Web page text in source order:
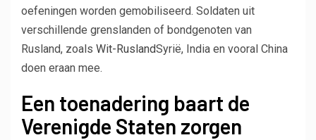
oefeningen worden gemobiliseerd. Soldaten uit
verschillende grenslanden of bondgenoten van
Rusland, zoals Wit-RuslandSyrië, India en vooral China
doen eraan mee.
Een toenadering baart de
Verenigde Staten zorgen